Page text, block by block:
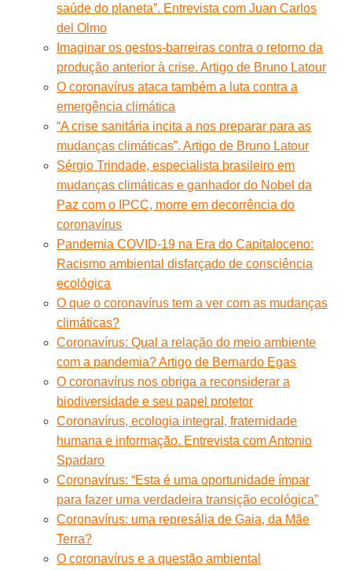
saúde do planeta”. Entrevista com Juan Carlos
del Olmo
Imaginar os gestos-barreiras contra o retorno da
produção anterior à crise. Artigo de Bruno Latour
O coronavírus ataca também a luta contra a
emergência climática
“A crise sanitária incita a nos preparar para as
mudanças climáticas”. Artigo de Bruno Latour
Sérgio Trindade, especialista brasileiro em
mudanças climáticas e ganhador do Nobel da
Paz com o IPCC, morre em decorrência do
coronavírus
Pandemia COVID-19 na Era do Capitaloceno:
Racismo ambiental disfarçado de consciência
ecológica
O que o coronavírus tem a ver com as mudanças
climáticas?
Coronavírus: Qual a relação do meio ambiente
com a pandemia? Artigo de Bernardo Egas
O coronavírus nos obriga a reconsiderar a
biodiversidade e seu papel protetor
Coronavírus, ecologia integral, fraternidade
humana e informação. Entrevista com Antonio
Spadaro
Coronavírus: “Esta é uma oportunidade ímpar
para fazer uma verdadeira transição ecológica”
Coronavírus: uma represália de Gaia, da Mãe
Terra?
O coronavírus e a questão ambiental